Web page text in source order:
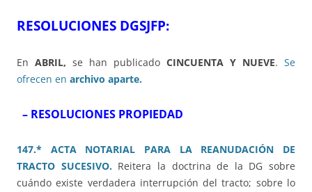
RESOLUCIONES DGSJFP:
En ABRIL, se han publicado CINCUENTA Y NUEVE. Se
ofrecen en archivo aparte.
– RESOLUCIONES PROPIEDAD
147.* ACTA NOTARIAL PARA LA REANUDACIÓN DE
TRACTO SUCESIVO.Reitera la doctrina de la DG sobre
cuándo existe verdadera interrupción del tracto; sobre lo